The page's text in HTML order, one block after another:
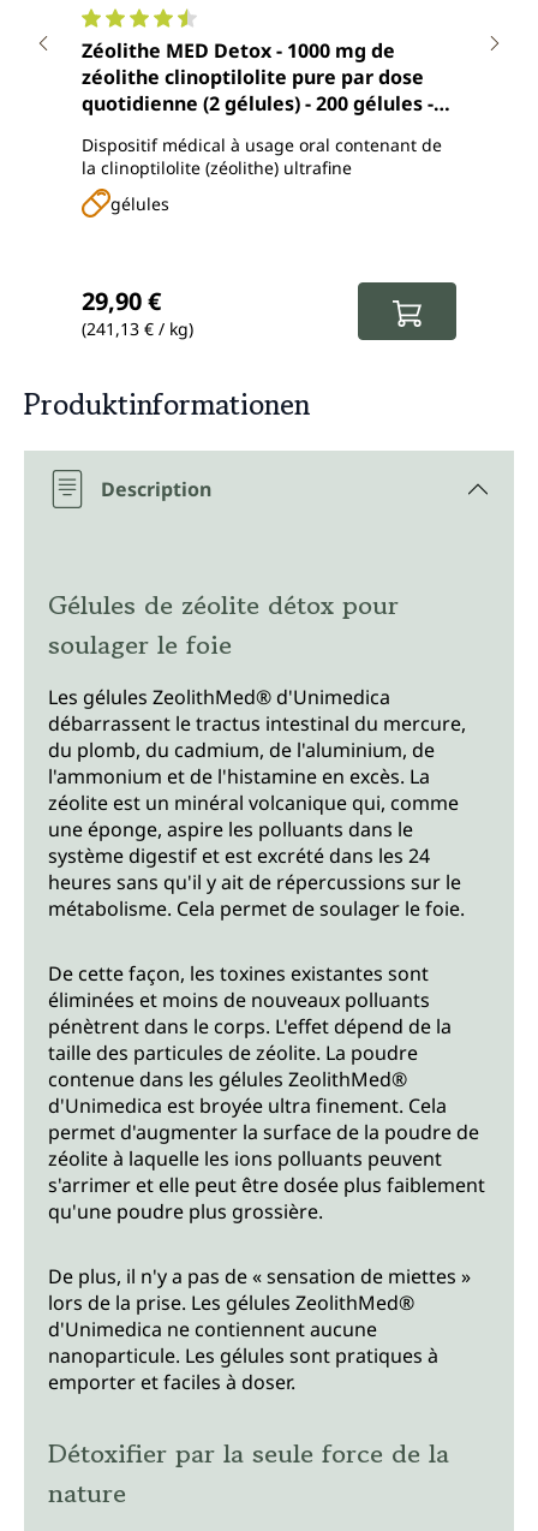
Note moyenne de 4.5 sur 5 étoiles
Zéolithe MED Detox - 1000 mg de
zéolithe clinoptilolite pure par dose
quotidienne (2 gélules) - 200 gélules -
Dispositif médical à usage oral contenant de
la clinoptilolite (zéolithe) ultrafine
gélules
29,90 €
(241,13 € / kg)
Produktinformationen
Description
Gélules de zéolite détox pour
soulager le foie
Les gélules ZeolithMed® d'Unimedica
débarrassent le tractus intestinal du mercure,
du plomb, du cadmium, de l'aluminium, de
l'ammonium et de l'histamine en excès. La
zéolite est un minéral volcanique qui, comme
une éponge, aspire les polluants dans le
système digestif et est excrété dans les 24
heures sans qu'il y ait de répercussions sur le
métabolisme. Cela permet de soulager le foie.
De cette façon, les toxines existantes sont
éliminées et moins de nouveaux polluants
pénètrent dans le corps. L'effet dépend de la
taille des particules de zéolite. La poudre
contenue dans les gélules ZeolithMed®
d'Unimedica est broyée ultra finement. Cela
permet d'augmenter la surface de la poudre de
zéolite à laquelle les ions polluants peuvent
s'arrimer et elle peut être dosée plus faiblement
qu'une poudre plus grossière.
De plus, il n'y a pas de « sensation de miettes »
lors de la prise. Les gélules ZeolithMed®
d'Unimedica ne contiennent aucune
nanoparticule. Les gélules sont pratiques à
emporter et faciles à doser.
Détoxifier par la seule force de la
nature